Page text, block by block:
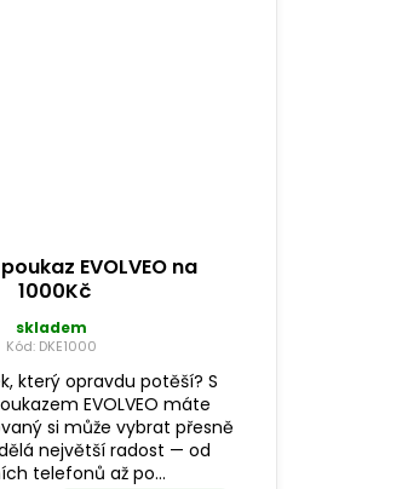
EVOLVEO na
1000Kč
skladem
Kód: DKE1000
který opravdu potěší? S
EVOLVEO máte
si může vybrat přesně
největší radost — od
telefonů až po...